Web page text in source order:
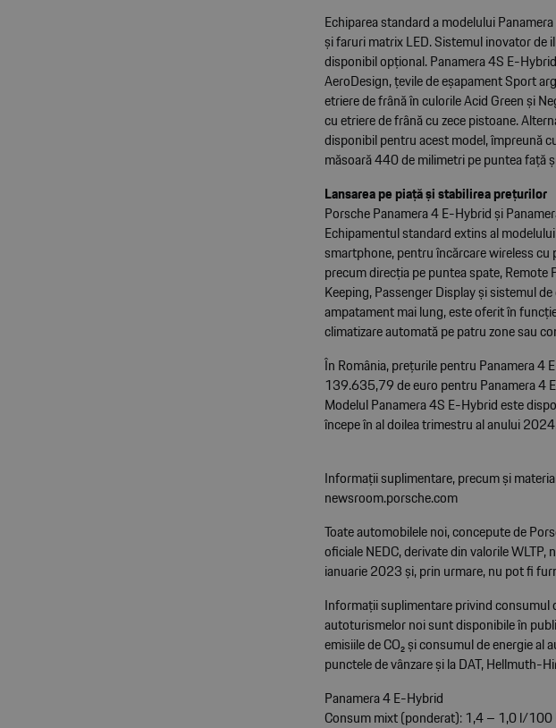
Echiparea standard a modelului
și faruri matrix LED. Sistemul inovator de
disponibil opțional. Panamera 4S E-
AeroDesign, țevile de eșapament Sport
etriere de frână în culorile Acid Green și
cu etriere de frână cu zece pistoane.
disponibil pentru acest model, împreună
măsoară 440 de milimetri pe puntea față
Lansarea pe piață și stabilirea prețurilor
Porsche Panamera 4 E-Hybrid și
Echipamentul standard extins al
smartphone, pentru încărcare wireless
precum direcția pe puntea spate,
Keeping, Passenger Display și sistemul
ampatament mai lung, este oferit în
climatizare automată pe patru zone sau
În România, prețurile pentru Panamera
139.635,79 de euro pentru Panamera 4
Modelul Panamera 4S E-Hybrid este
începe în al doilea trimestru al anului
Informații suplimentare, precum și
newsroom.porsche.com
Toate automobilele noi, concepute de
oficiale NEDC, derivate din valorile
ianuarie 2023 și, prin urmare, nu pot fi
Informații suplimentare privind consumul
autoturismelor noi sunt disponibile în
emisiile de CO₂ și consumul de energie
punctele de vânzare și la DAT,
Panamera 4 E-Hybrid
Consum mixt (ponderat): 1,4 – 1,0 l/100